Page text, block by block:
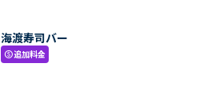
海渡寿司バー
paid追加料金